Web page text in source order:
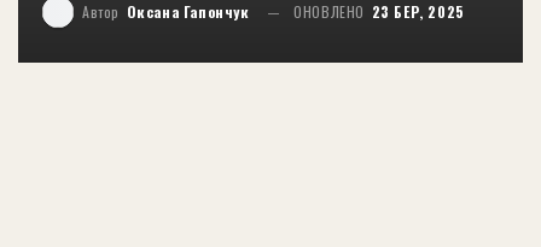
Автор Оксана Гапончук ОНОВЛЕНО 23 БЕР, 2025